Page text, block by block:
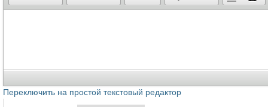
Переключить на простой текстовый редактор